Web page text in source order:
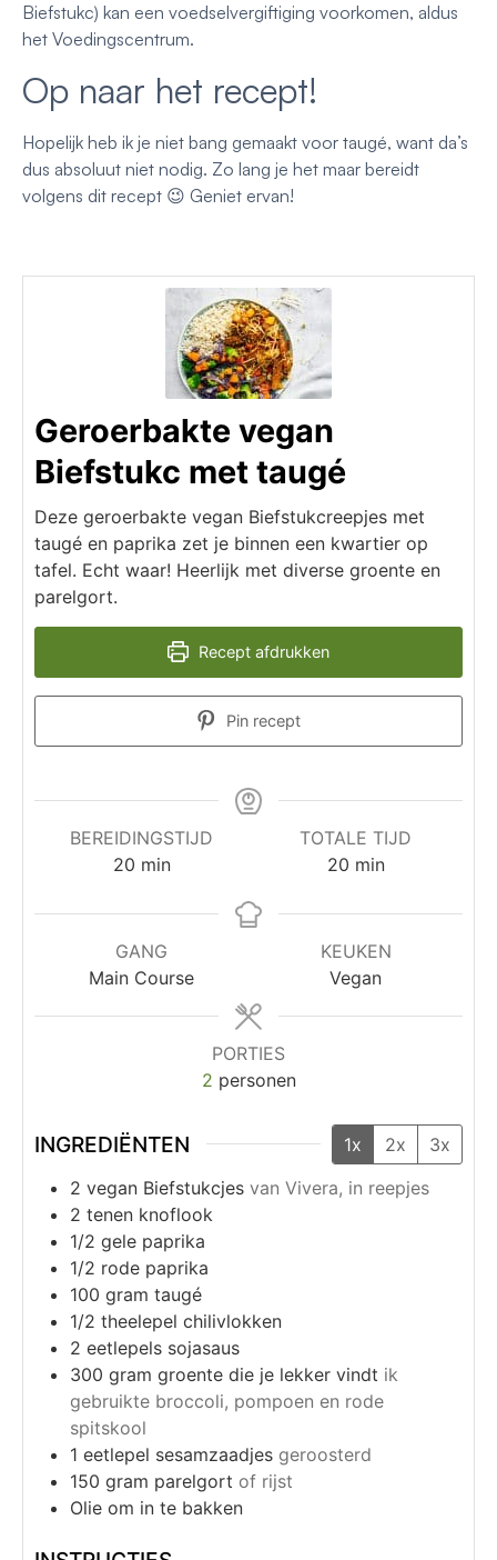
Biefstukc) kan een voedselvergiftiging voorkomen, aldus
het Voedingscentrum.
Op naar het recept!
Hopelijk heb ik je niet bang gemaakt voor taugé, want da’s
dus absoluut niet nodig. Zo lang je het maar bereidt
volgens dit recept 😉 Geniet ervan!
Geroerbakte vegan
Biefstukc met taugé
Deze geroerbakte vegan Biefstukcreepjes met
taugé en paprika zet je binnen een kwartier op
tafel. Echt waar! Heerlijk met diverse groente en
parelgort.
Recept afdrukken
Pin recept
BEREIDINGSTIJD
20 min
TOTALE TIJD
20 min
GANG
Main Course
KEUKEN
Vegan
PORTIES
2 personen
INGREDIËNTEN 1x 2x
3x
2 vegan Biefstukcjes van Vivera, in reepjes
2 tenen knoflook
1/2 gele paprika
1/2 rode paprika
100 gram taugé
1/2 theelepel chilivlokken
2 eetlepels sojasaus
300 gram groente die je lekker vindt ik
gebruikte broccoli, pompoen en rode
spitskool
1 eetlepel sesamzaadjes geroosterd
150 gram parelgort of rijst
Olie om in te bakken